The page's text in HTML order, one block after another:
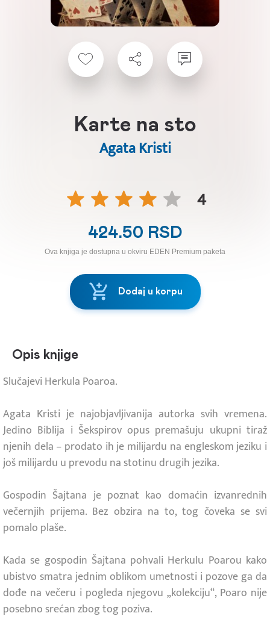
Karte na sto
Agata Kristi
4
424.50 RSD
Ova knjiga je dostupna u okviru EDEN Premium paketa
Dodaj u korpu
Opis knjige
Slučajevi Herkula Poaroa.
Agata Kristi je najobjavljivanija autorka svih vremena.
Jedino Biblija i Šekspirov opus premašuju ukupni tiraž
njenih dela – prodato ih je milijardu na engleskom jeziku i
još milijardu u prevodu na stotinu drugih jezika.
Gospodin Šajtana je poznat kao domaćin izvanrednih
večernjih prijema. Bez obzira na to, tog čoveka se svi
pomalo plaše.
Kada se gospodin Šajtana pohvali Herkulu Poarou kako
ubistvo smatra jednim oblikom umetnosti i pozove ga da
dođe na večeru i pogleda njegovu „kolekciju“, Poaro nije
posebno srećan zbog tog poziva.